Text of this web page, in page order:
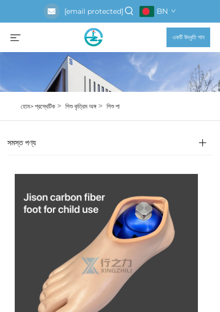
[email protected] BN
একটি উদ্ধৃতি পান
হোম>প্রস্থেটিক> শিশু কৃত্রিম অঙ্গ> শিশু পা
সমস্ত পণ্য